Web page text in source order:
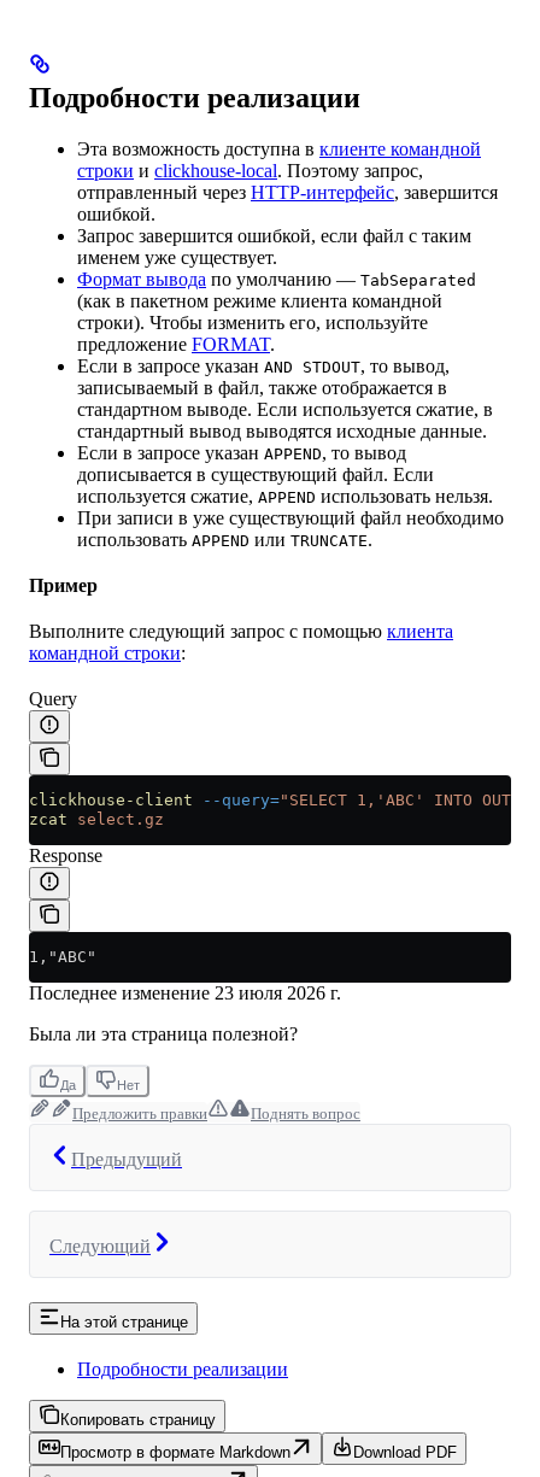
Подробности реализации
Эта возможность доступна в клиенте командной
строки и clickhouse-local. Поэтому запрос,
отправленный через HTTP-интерфейс, завершится
ошибкой.
Запрос завершится ошибкой, если файл с таким
именем уже существует.
Формат вывода по умолчанию — TabSeparated
(как в пакетном режиме клиента командной
строки). Чтобы изменить его, используйте
предложение FORMAT.
Если в запросе указан AND STDOUT, то вывод,
записываемый в файл, также отображается в
стандартном выводе. Если используется сжатие, в
стандартный вывод выводятся исходные данные.
Если в запросе указан APPEND, то вывод
дописывается в существующий файл. Если
используется сжатие, APPEND использовать нельзя.
При записи в уже существующий файл необходимо
использовать APPEND или TRUNCATE.
Пример
Выполните следующий запрос с помощью клиента
командной строки:
Query
clickhouse-client --query="SELECT 1,'ABC' INTO
zcat select.gz
Response
1,"ABC"
Последнее изменение 23 июля 2026 г.
Была ли эта страница полезной?
Да Нет
Предложить правки Поднять вопрос
Предыдущий
Следующий
На этой странице
Подробности реализации
Копировать страницу
Просмотр в формате Markdown
Download PDF